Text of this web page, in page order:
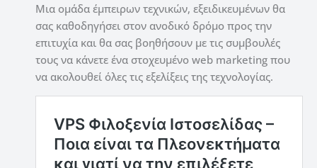
Μια ομάδα έμπειρων τεχνικών, εξειδικευμένων θα
σας καθοδηγήσει στον ανοδικό δρόμο προς την
επιτυχία και θα σας βοηθήσουν με τις συμβουλές
τους να κάνετε ένα στοχευμένο web marketing που
να ακολουθεί όλες τις εξελίξεις της τεχνολογίας.